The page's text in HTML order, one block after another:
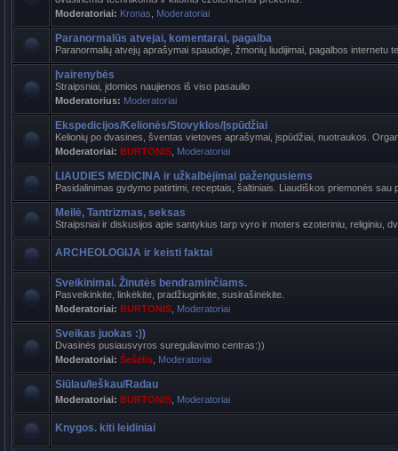
Moderatoriai: Kronas Moderatoriai
Paranormalūs atvejai, komentarai, pagalba
Paranormalių atvejų aprašymai spaudoje, žmonių liudijimai, pagalbos internetu
Įvairenybės
Straipsniai, įdomios naujienos iš viso pasaulio
Moderatorius: Moderatoriai
Ekspedicijos/Kelionės/Stovyklos/Įspūdžiai
Kelionių po dvasines, šventas vietoves aprašymai, įspūdžiai, nuotraukos.
Moderatoriai: BURTONIS Moderatoriai
LIAUDIES MEDICINA ir užkalbėjimai pažengusiems
Pasidalinimas gydymo patirtimi, receptais, šaltiniais. Liaudiškos priemonės sau
Meilė, Tantrizmas, seksas
Straipsniai ir diskusijos apie santykius tarp vyro ir moters ezoteriniu, religiniu,
ARCHEOLOGIJA ir keisti faktai
Sveikinimai. Žinutės bendraminčiams.
Pasveikinkite, linkėkite, pradžiuginkite, susirašinėkite.
Moderatoriai: BURTONIS Moderatoriai
Sveikas juokas :))
Dvasinės pusiausvyros sureguliavimo centras:))
Moderatoriai: Šešėlis Moderatoriai
Siūlau/Ieškau/Radau
Moderatoriai: BURTONIS Moderatoriai
Knygos. kiti leidiniai